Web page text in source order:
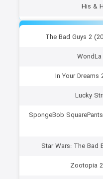
دانلود فصل پانزدهم باب اسفنجی SpongeBob SquarePants